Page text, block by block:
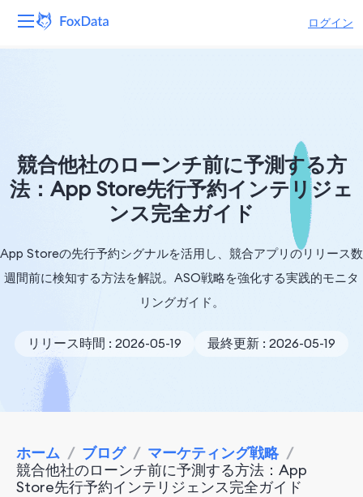
ログイン
ソリューション
リソース
会社
競合他社のローンチ前に予測する方
法：App Store先行予約インテリジェ
ンス完全ガイド
App Storeの先行予約シグナルを活用し、競合アプリのリリース数
週間前に検知する方法を解説。ASO戦略を強化する実践的モニタ
リングガイド。
リリース時間 : 2026-05-19 最終更新 : 2026-05-19
ホーム / ブログ / マーケティング戦略 /
競合他社のローンチ前に予測する方法：App
Store先行予約インテリジェンス完全ガイド